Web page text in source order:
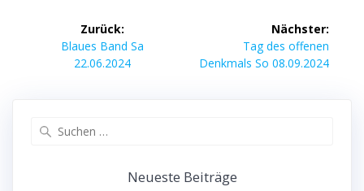
Beitragsnavigation
Zurück:
Vorheriger
Beitrag:
Blaues Band Sa
22.06.2024
Nächster:
Nächster
Beitrag:
Tag des offenen
Denkmals So 08.09.2024
Neueste Beiträge